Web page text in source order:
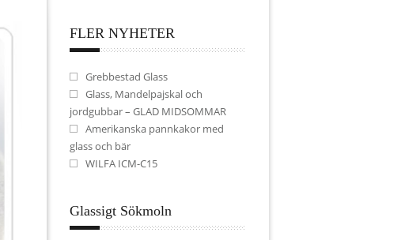
FLER NYHETER
Grebbestad Glass
Glass, Mandelpajskal och
jordgubbar – GLAD MIDSOMMAR
Amerikanska pannkakor med
glass och bär
WILFA ICM-C15
Glassigt Sökmoln